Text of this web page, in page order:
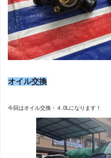
オイル交換
今回はオイル交換・４.0Lになります！